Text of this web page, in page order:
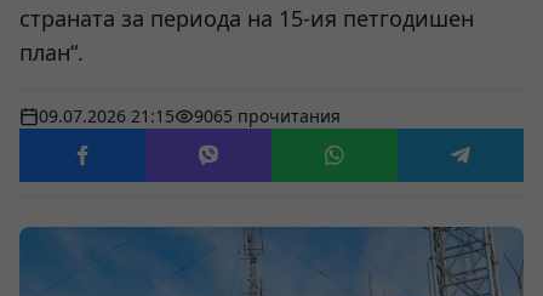
страната за периода на 15-ия петгодишен
план“.
09.07.2026 21:15 9065 прочитания